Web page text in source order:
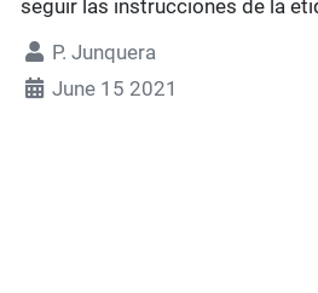
seguir las instrucciones de la
P. Junquera
June 15 2021